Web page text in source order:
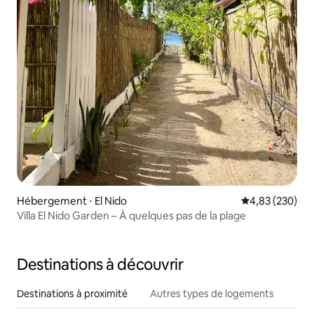
Hébergement ⋅ El Nido Évaluation
4,83 (230)
Villa El Nido Garden – À quelques pas de la plage
Destinations à découvrir
Destinations à proximité Autres types de logements